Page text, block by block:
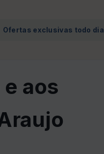
Ofertas exclusivas todo dia
aos